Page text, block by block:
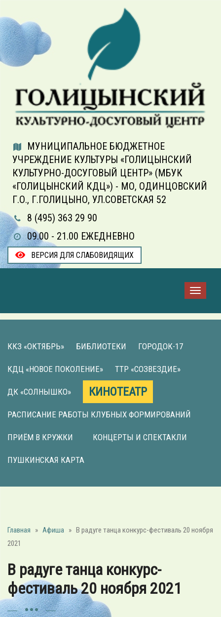
МУНИЦИПАЛЬНОЕ БЮДЖЕТНОЕ
УЧРЕЖДЕНИЕ КУЛЬТУРЫ «ГОЛИЦЫНСКИЙ
КУЛЬТУРНО-ДОСУГОВЫЙ ЦЕНТР» (МБУК
«ГОЛИЦЫНСКИЙ КДЦ») - МО, ОДИНЦОВСКИЙ
Г.О., Г.ГОЛИЦЫНО, УЛ.СОВЕТСКАЯ 52
8 (495) 363 29 90
09.00 - 21.00 ЕЖЕДНЕВНО
ВЕРСИЯ ДЛЯ СЛАБОВИДЯЩИХ
ККЗ «ОКТЯБРЬ» БИБЛИОТЕКИ ГОРОДОК-17
КДЦ «НОВОЕ ПОКОЛЕНИЕ» ТТР «СОЗВЕЗДИЕ»
ДК «СОЛНЫШКО» КИНОТЕАТР
РАСПИСАНИЕ РАБОТЫ КЛУБНЫХ ФОРМИРОВАНИЙ
ПРИЁМ В КРУЖКИ КОНЦЕРТЫ И СПЕКТАКЛИ
ПУШКИНСКАЯ КАРТА
Главная » Афиша » В радуге танца конкурс-фестиваль 20 ноября
2021
В радуге танца конкурс-
фестиваль 20 ноября 2021